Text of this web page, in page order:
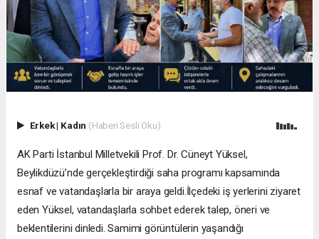
Erkek| Kadın (Haberi Sesli Oku)
AK Parti İstanbul Milletvekili Prof. Dr. Cüneyt Yüksel,
Beylikdüzü’nde gerçekleştirdiği saha programı kapsamında
esnaf ve vatandaşlarla bir araya geldi.İlçedeki iş yerlerini ziyaret
eden Yüksel, vatandaşlarla sohbet ederek talep, öneri ve
beklentilerini dinledi. Samimi görüntülerin yaşandığı